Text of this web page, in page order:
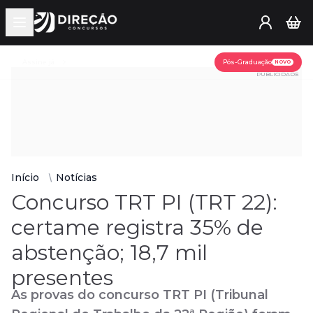
Open main menu
Pós-Graduação NOVO
PUBLICIDADE
Início Notícias
Concurso TRT PI (TRT 22):
certame registra 35% de
abstenção; 18,7 mil
presentes
As provas do concurso TRT PI (Tribunal